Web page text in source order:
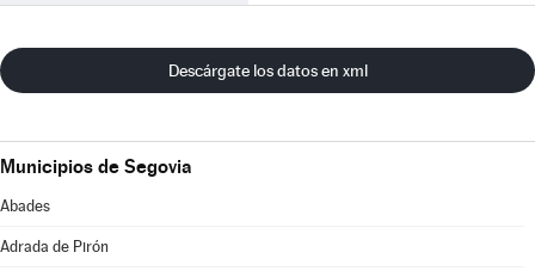
Descárgate los datos en xml
Municipios de Segovia
Abades
Adrada de Pirón